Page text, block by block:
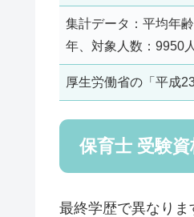
集計データ：平均年
年、対象人数：9950
厚生労働省の「平成
保育士 受験資
最終学歴で異なりま